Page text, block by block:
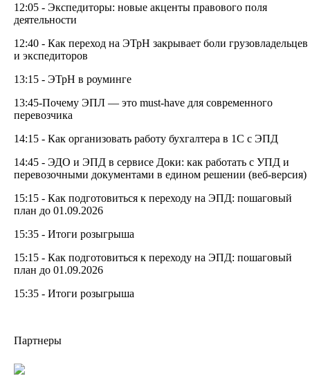
12:05 - Экспедиторы: новые акценты правового поля
деятельности
12:40 - Как переход на ЭТрН закрывает боли грузовладельцев
и экспедиторов
13:15 - ЭТрН в роуминге
13:45-Почему ЭПЛ — это must-have для современного
перевозчика
14:15 - Как организовать работу бухгалтера в 1С с ЭПД
14:45 - ЭДО и ЭПД в сервисе Доки: как работать с УПД и
перевозочными документами в едином решении (веб-версия)
15:15 - Как подготовиться к переходу на ЭПД: пошаговый
план до 01.09.2026
15:35 - Итоги розыгрыша
15:15 - Как подготовиться к переходу на ЭПД: пошаговый
план до 01.09.2026
15:35 - Итоги розыгрыша
Партнеры